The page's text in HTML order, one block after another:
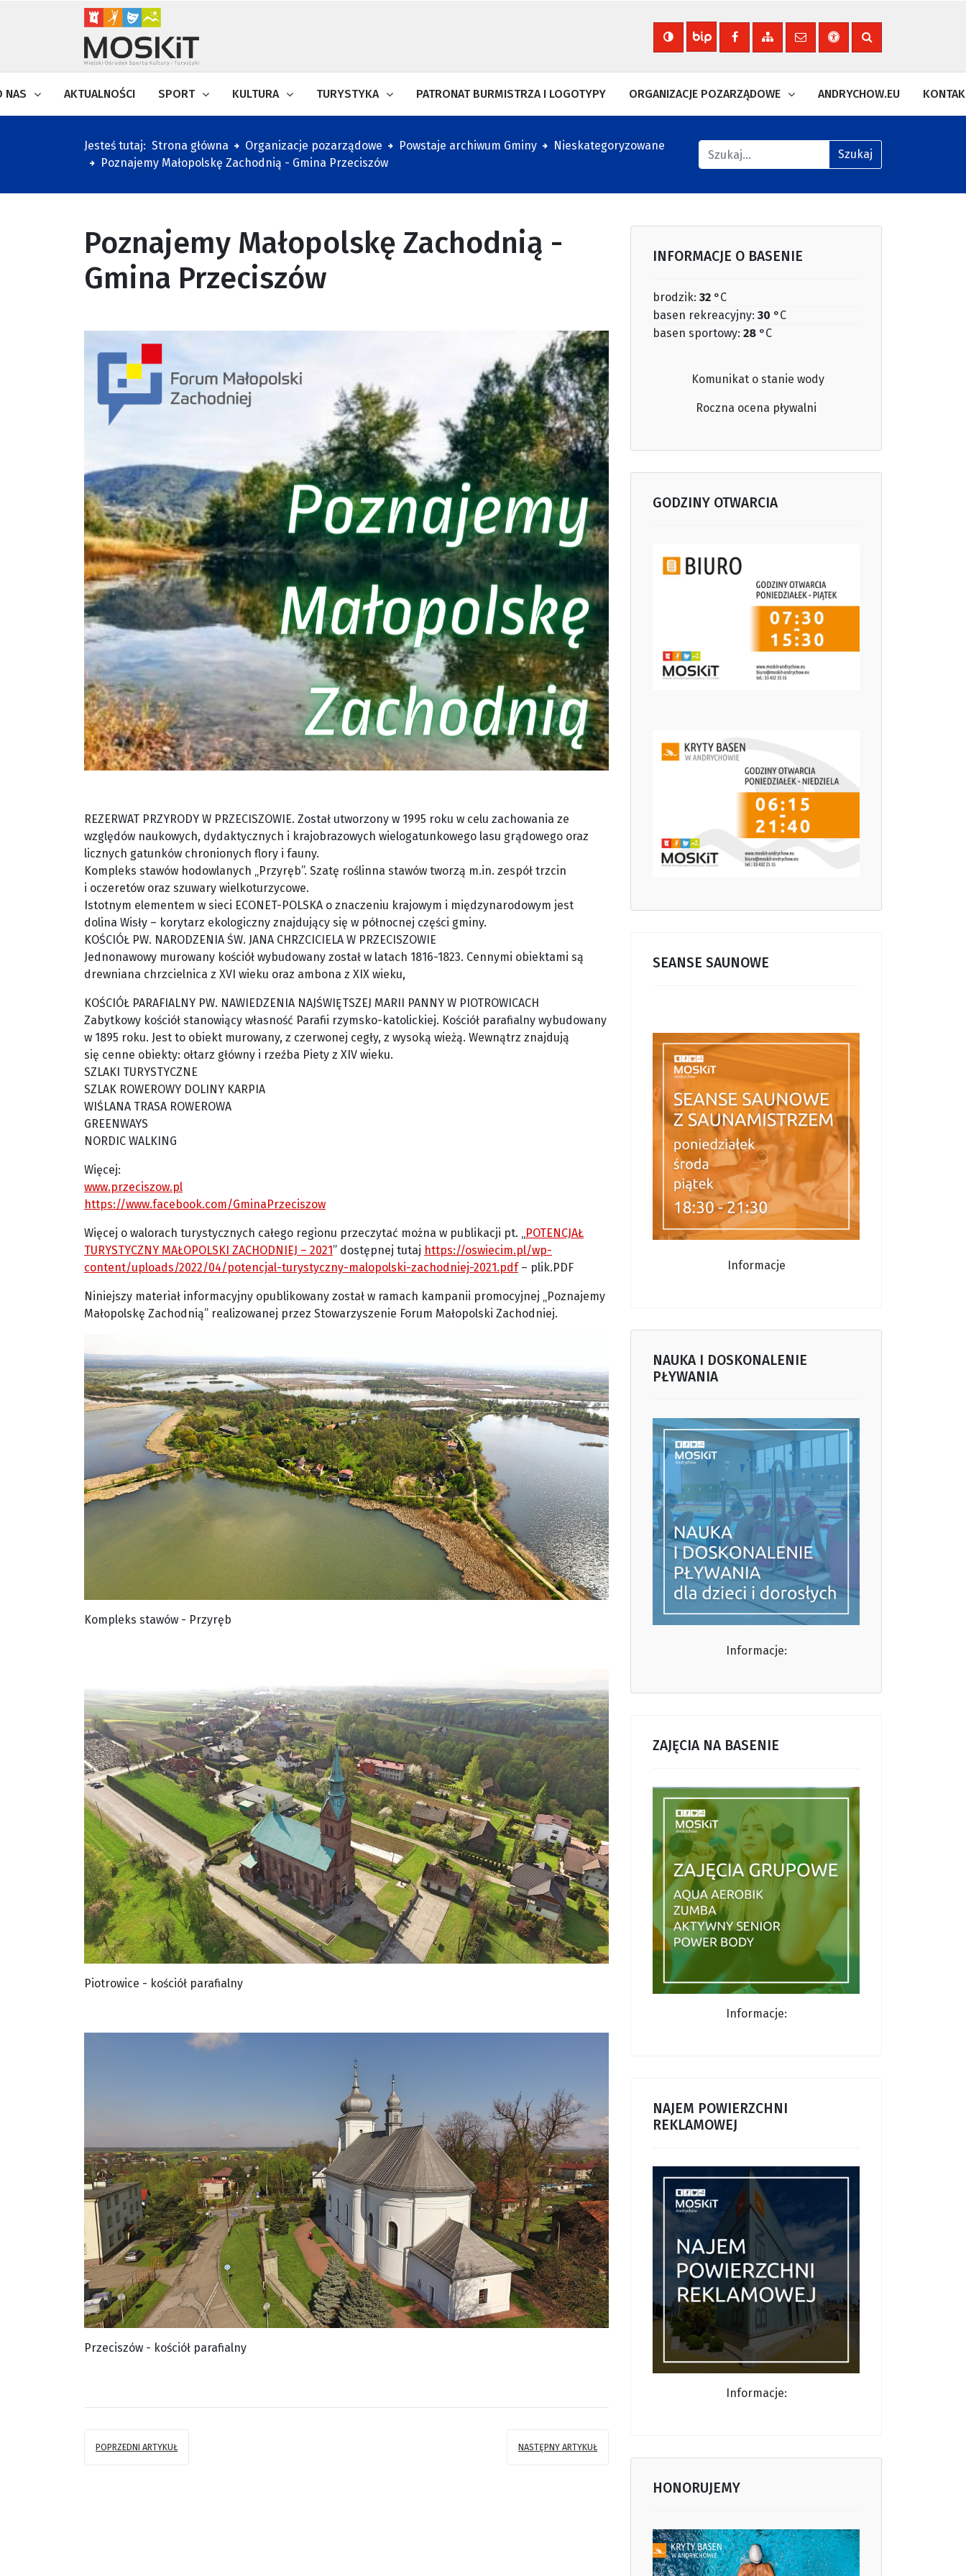
Biuletyn Informacji Publicznej
Nasza strona na Facebooku
Zobacz mapę strony
Wyślij emailDeklaracja dostępności
NAS AKTUALNOŚCI SPORT KULTURA TURYSTYKA PATRONAT BURMISTRZA I LOGOTYPY ORGANIZACJE POZARZĄDOWE ANDRYCHOW.EU
Jesteś tutaj: Strona główna Organizacje pozarządowe Powstaje archiwum Gminy
Nieskategoryzowane
Poznajemy Małopolskę Zachodnią - Gmina Przeciszów
Znajdź na stronie Szukaj
Poznajemy Małopolskę Zachodnią -
Gmina Przeciszów
REZERWAT PRZYRODY W PRZECISZOWIE. Został utworzony w 1995 roku w celu zachowania ze
względów naukowych, dydaktycznych i krajobrazowych wielogatunkowego lasu grądowego oraz
licznych gatunków chronionych flory i fauny.
Kompleks stawów hodowlanych „Przyręb”. Szatę roślinna stawów tworzą m.in. zespół trzcin
i oczeretów oraz szuwary wielkoturzycowe.
Istotnym elementem w sieci ECONET-POLSKA o znaczeniu krajowym i międzynarodowym jest
dolina Wisły – korytarz ekologiczny znajdujący się w północnej części gminy.
KOŚCIÓŁ PW. NARODZENIA ŚW. JANA CHRZCICIELA W PRZECISZOWIE
Jednonawowy murowany kościół wybudowany został w latach 1816-1823. Cennymi obiektami są
drewniana chrzcielnica z XVI wieku oraz ambona z XIX wieku,
KOŚCIÓŁ PARAFIALNY PW. NAWIEDZENIA NAJŚWIĘTSZEJ MARII PANNY W PIOTROWICACH
Zabytkowy kościół stanowiący własność Parafii rzymsko-katolickiej. Kościół parafialny wybudowany
w 1895 roku. Jest to obiekt murowany, z czerwonej cegły, z wysoką wieżą. Wewnątrz znajdują
się cenne obiekty: ołtarz główny i rzeźba Piety z XIV wieku.
SZLAKI TURYSTYCZNE
SZLAK ROWEROWY DOLINY KARPIA
WIŚLANA TRASA ROWEROWA
GREENWAYS
NORDIC WALKING
Więcej:
www.przeciszow.pl
https://www.facebook.com/GminaPrzeciszow
Więcej o walorach turystycznych całego regionu przeczytać można w publikacji pt. „POTENCJAŁ
TURYSTYCZNY MAŁOPOLSKI ZACHODNIEJ – 2021” dostępnej tutaj https://oswiecim.pl/wp-
content/uploads/2022/04/potencjal-turystyczny-malopolski-zachodniej-2021.pdf– plik.PDF
Niniejszy materiał informacyjny opublikowany został w ramach kampanii promocyjnej „Poznajemy
Małopolskę Zachodnią” realizowanej przez Stowarzyszenie Forum Małopolski Zachodniej.
Kompleks stawów - Przyręb
Piotrowice - kościół parafialny
Przeciszów - kościół parafialny
POPRZEDNI ARTYKUŁ NASTĘPNY ARTYKUŁ
INFORMACJE O BASENIE
brodzik: 32 °C
basen rekreacyjny: 30 °C
basen sportowy: 28 °C
Komunikat o stanie wody
Roczna ocena pływalni
GODZINY OTWARCIA
SEANSE SAUNOWE
Informacje
NAUKA I DOSKONALENIE
PŁYWANIA
Informacje:
ZAJĘCIA NA BASENIE
Informacje:
NAJEM POWIERZCHNI
REKLAMOWEJ
Informacje:
HONORUJEMY